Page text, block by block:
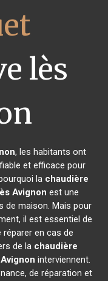
lès
, les habitants ont
et efficace pour
la chaudière
Avignon est une
de maison. Mais pour
il est essentiel de
en cas de
de la chaudière
interviennent.
de réparation et